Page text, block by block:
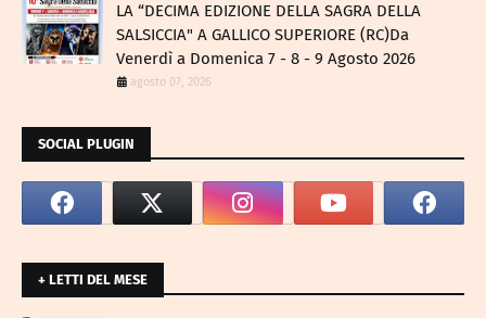
LA “DECIMA EDIZIONE DELLA SAGRA DELLA
SALSICCIA" A GALLICO SUPERIORE (RC)Da
Venerdì a Domenica 7 - 8 - 9 Agosto 2026
agosto 07, 2026
SOCIAL PLUGIN
+ LETTI DEL MESE